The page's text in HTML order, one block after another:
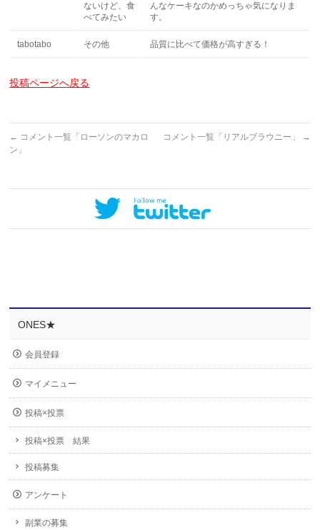
ないけど、食
べてみたい
んなケーキなのかめっちゃ気になりま
す。
tabotabo その他 品質に比べて価格が高すぎる！
投稿ページへ戻る
← コメント一覧「ローソンのマカロ
ン」
コメント一覧「リアルブラウニー」 →
ONES★
会員登録
マイメニュー
投稿×投票
投稿×投票 結果
投稿募集
アンケート
副業の募集